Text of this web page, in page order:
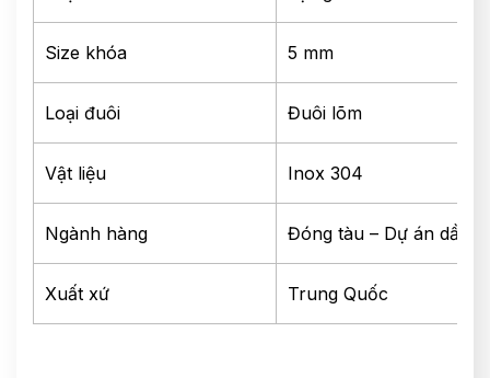
Size khóa 5 mm
Loại đuôi Đuôi lõm
Vật liệu Inox 304
Ngành hàng Đóng tàu – Dự án dầu
Xuất xứ Trung Quốc